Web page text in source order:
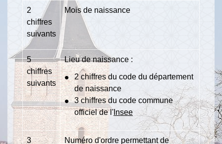
2
chiffres
suivants
Mois de naissance
5
chiffres
suivants
Lieu de naissance :
2 chiffres du code du département
de naissance
3 chiffres du code commune
officiel de l' Insee
3
Numéro d'ordre permettant de